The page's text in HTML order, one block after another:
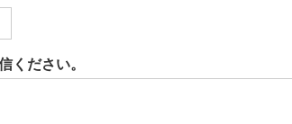
ください。